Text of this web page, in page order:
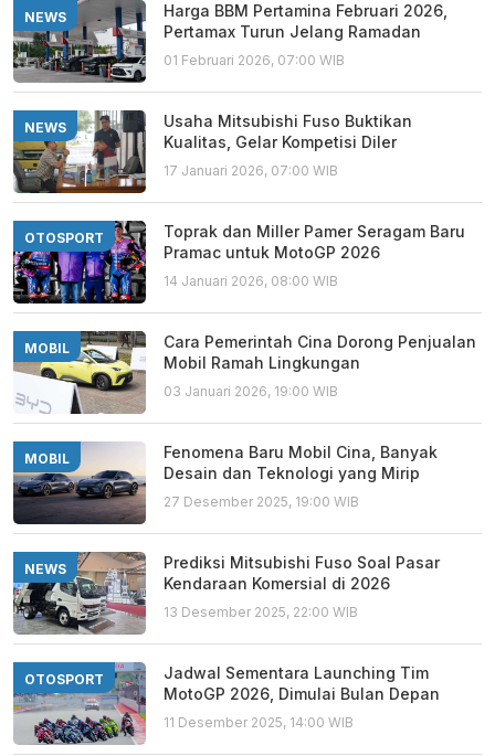
NEWS
Harga BBM Pertamina Februari 2026,
Pertamax Turun Jelang Ramadan
01 Februari 2026, 07:00 WIB
NEWS
Usaha Mitsubishi Fuso Buktikan
Kualitas, Gelar Kompetisi Diler
17 Januari 2026, 07:00 WIB
OTOSPORT
Toprak dan Miller Pamer Seragam Baru
Pramac untuk MotoGP 2026
14 Januari 2026, 08:00 WIB
MOBIL
Cara Pemerintah Cina Dorong Penjualan
Mobil Ramah Lingkungan
03 Januari 2026, 19:00 WIB
MOBIL
Fenomena Baru Mobil Cina, Banyak
Desain dan Teknologi yang Mirip
27 Desember 2025, 19:00 WIB
NEWS
Prediksi Mitsubishi Fuso Soal Pasar
Kendaraan Komersial di 2026
13 Desember 2025, 22:00 WIB
OTOSPORT
Jadwal Sementara Launching Tim
MotoGP 2026, Dimulai Bulan Depan
11 Desember 2025, 14:00 WIB